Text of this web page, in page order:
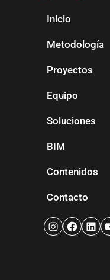
Inicio
Metodología
Proyectos
Equipo
Soluciones
BIM
Contenidos
Contacto